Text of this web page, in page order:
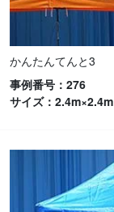
かんたんてんと3
事例番号：276
サイズ：2.4m×2.4m